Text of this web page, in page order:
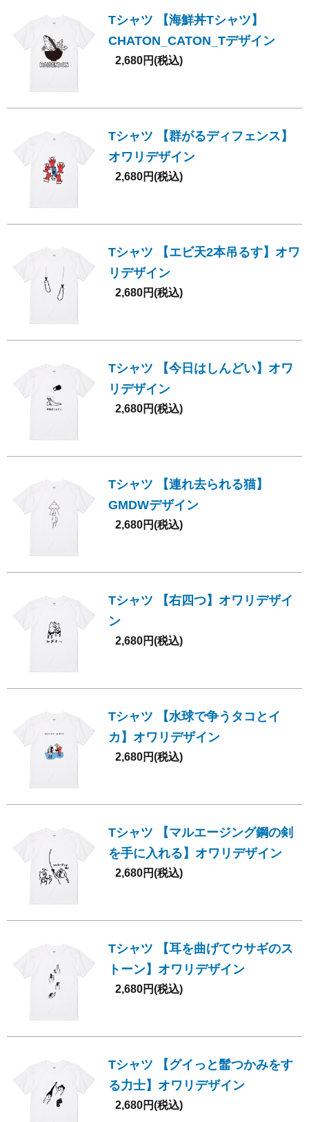
Tシャツ 【海鮮丼Tシャツ】
CHATON_CATON_Tデザイン
2,680円(税込)
Tシャツ 【群がるディフェンス】
オワリデザイン
2,680円(税込)
Tシャツ 【エビ天2本吊るす】オワ
リデザイン
2,680円(税込)
Tシャツ 【今日はしんどい】オワ
リデザイン
2,680円(税込)
Tシャツ 【連れ去られる猫】
GMDWデザイン
2,680円(税込)
Tシャツ 【右四つ】オワリデザイ
ン
2,680円(税込)
Tシャツ 【水球で争うタコとイ
カ】オワリデザイン
2,680円(税込)
Tシャツ 【マルエージング鋼の剣
を手に入れる】オワリデザイン
2,680円(税込)
Tシャツ 【耳を曲げてウサギのス
トーン】オワリデザイン
2,680円(税込)
Tシャツ 【グイっと髷つかみをす
る力士】オワリデザイン
2,680円(税込)